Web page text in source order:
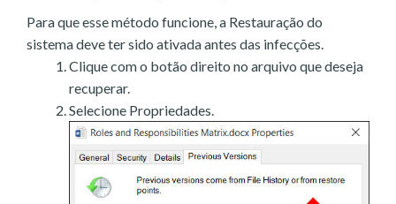
Para que esse método funcione, a Restauração do
sistema deve ter sido ativada antes das infecções.
Clique com o botão direito no arquivo que deseja
recuperar.
Selecione Propriedades.